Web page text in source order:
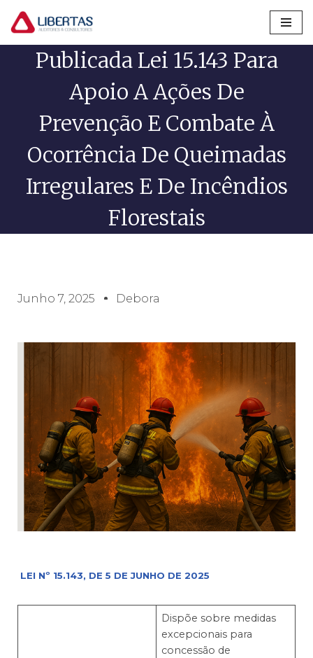
Pular
Publicada Lei 15.143 Para
Apoio A Ações De
Prevenção E Combate À
Ocorrência De Queimadas
Irregulares E De Incêndios
Florestais
Junho 7, 2025 Debora
LEI Nº 15.143, DE 5 DE JUNHO DE 2025
Dispõe sobre medidas
excepcionais para
concessão de